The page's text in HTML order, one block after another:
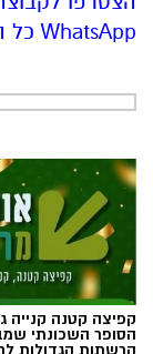
WhatsApp כל החדשות לחצו כאן
קפיצה קטנה קנייה
הסופר השכונתי
הרשתות הגדולות